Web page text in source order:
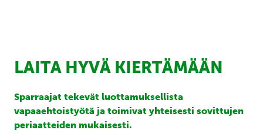
LAITA HYVÄ KIERTÄMÄÄN
Sparraajat tekevät luottamuksellista
vapaaehtoistyötä ja toimivat yhteisesti sovittujen
periaatteiden mukaisesti.